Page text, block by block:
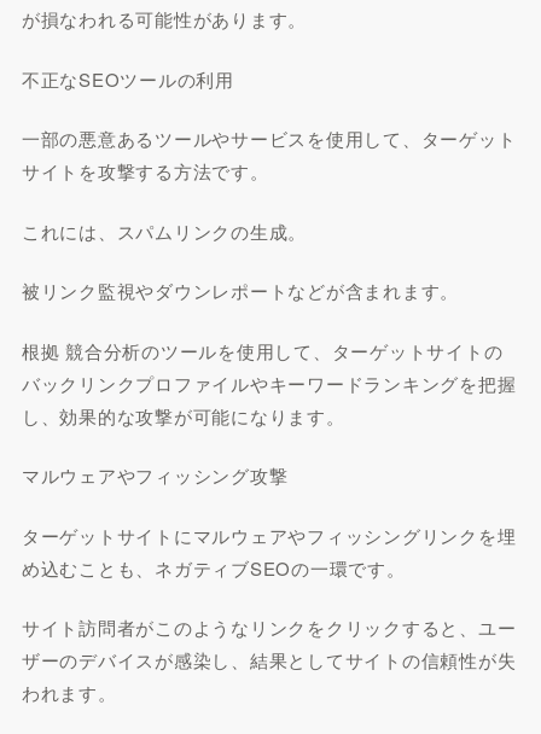
が損なわれる可能性があります。
不正なSEOツールの利用
一部の悪意あるツールやサービスを使用して、ターゲット
サイトを攻撃する方法です。
これには、スパムリンクの生成。
被リンク監視やダウンレポートなどが含まれます。
根拠 競合分析のツールを使用して、ターゲットサイトの
バックリンクプロファイルやキーワードランキングを把握
し、効果的な攻撃が可能になります。
マルウェアやフィッシング攻撃
ターゲットサイトにマルウェアやフィッシングリンクを埋
め込むことも、ネガティブSEOの一環です。
サイト訪問者がこのようなリンクをクリックすると、ユー
ザーのデバイスが感染し、結果としてサイトの信頼性が失
われます。